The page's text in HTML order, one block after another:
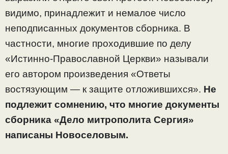
видимо, принадлежит и немалое число
неподписанных документов сборника. В
частности, многие проходившие по делу
«Истинно-Православной Церкви» называли
его автором произведения «Ответы
востязующим — к защите отложившихся». Не
подлежит сомнению, что многие документы
сборника «Дело митрополита Сергия»
написаны Новоселовым.